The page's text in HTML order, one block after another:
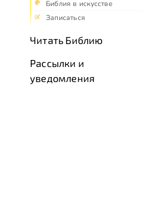
Библия в искусстве
Записаться
Читать Библию
Рассылки и
уведомления